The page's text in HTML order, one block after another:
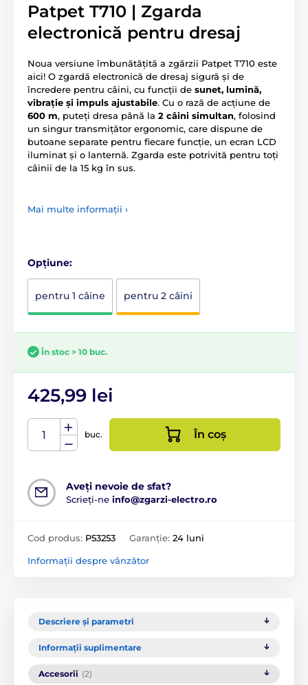
Patpet T710 | Zgarda
electronică pentru dresaj
Noua versiune îmbunătățită a zgărzii Patpet T710 este
aici! O zgardă electronică de dresaj sigură și de
încredere pentru câini, cu funcții de sunet, lumină,
vibrație și impuls ajustabile. Cu o rază de acțiune de
600 m, puteți dresa până la 2 câini simultan, folosind
un singur transmițător ergonomic, care dispune de
butoane separate pentru fiecare funcție, un ecran LCD
iluminat și o lanternă. Zgarda este potrivită pentru toți
câinii de la 15 kg în sus.
Mai multe informații ›
Opțiune:
pentru 1 câine pentru 2 câini
În stoc > 10 buc.
425,99 lei
buc. În coș
Aveți nevoie de sfat?
Scrieți-ne info@zgarzi-electro.ro
Cod produs: P53253 Garanție: 24 luni
Informații despre vânzător
Descriere și parametri
Informații suplimentare
Accesorii (2)